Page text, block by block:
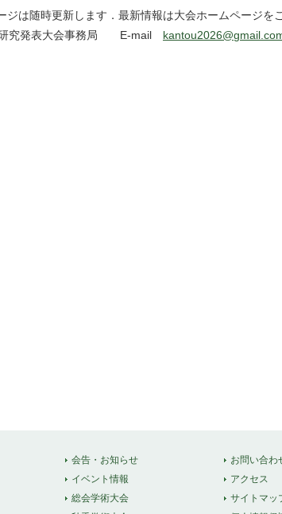
は随時更新します．最新情報は大会ホームページを
研究発表大会事務局 E-mail
会告・お知らせ
イベント情報
総会学術大会
お問い合わ
アクセス
サイトマッ